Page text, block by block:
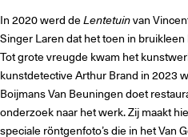
In 2020 werd deLentetuinvan
Singer Laren dat het toen in
Tot grote vreugde kwam het
kunstdetective Arthur Brand in 2023
Boijmans Van Beuningen doet
onderzoek naar het werk. Zij maakt
speciale röntgenfoto’s die in het Van